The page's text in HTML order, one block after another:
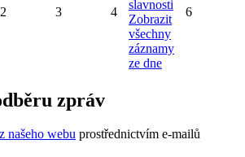
2 3 4
slavnosti
Zobrazit
všechny
záznamy
ze dne
6
zpráv
našeho webu prostřednictvím e-mailů